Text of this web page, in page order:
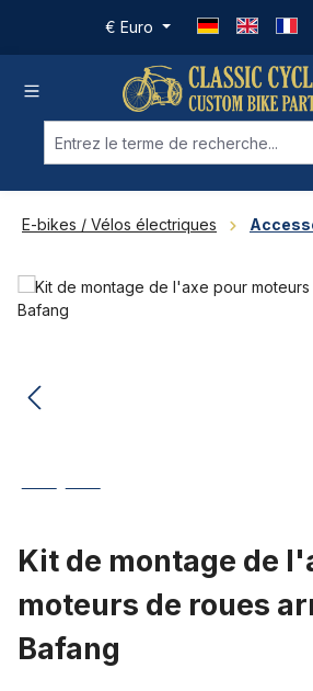
Passer au contenu principal
€ Euro
E-bikes / Vélos électriques
Ignorer la galerie d'images
Kit de montage de
moteurs de roues
Bafang